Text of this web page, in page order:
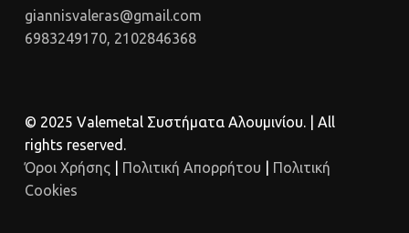
giannisvaleras@gmail.com
6983249170, 2102846368
© 2025 Valemetal Συστήματα Αλουμινίου. | All
rights reserved.
Όροι Χρήσης| Πολιτική Απορρήτου
Πολιτική
Cookies